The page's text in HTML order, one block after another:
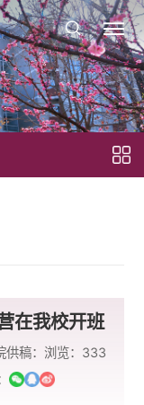
在我校开班
供稿： 浏览： 333